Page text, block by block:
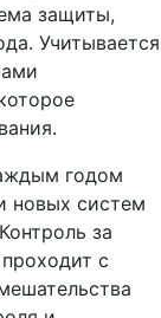
защиты,
Учитывается
годом
новых систем
за
с